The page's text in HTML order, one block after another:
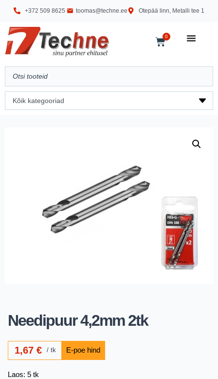
+372 509 8625 toomas@techne.ee Otepää linn, Metalli tee 1
0
Needipuur 4,2mm 2tk
1,67€ tk
Laos: 5 tk